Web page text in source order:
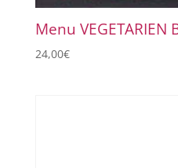
Menu VEGETARIEN
24,00€